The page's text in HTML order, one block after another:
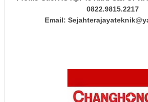
0822.9815.2217
Email: